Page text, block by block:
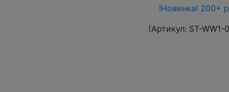
!Новинка! 200+
(Артикул: ST-